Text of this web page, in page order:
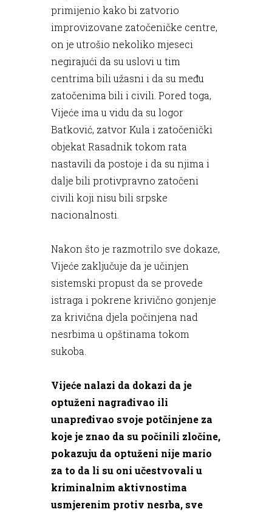
primijenio kako bi zatvorio
improvizovane zatočeničke centre,
on je utrošio nekoliko mjeseci
negirajući da su uslovi u tim
centrima bili užasni i da su među
zatočenima bili i civili. Pored toga,
Vijeće ima u vidu da su logor
Batković, zatvor Kula i zatočenički
objekat Rasadnik tokom rata
nastavili da postoje i da su njima i
dalje bili protivpravno zatočeni
civili koji nisu bili srpske
nacionalnosti.
Nakon što je razmotrilo sve dokaze,
Vijeće zaključuje da je učinjen
sistemski propust da se provede
istraga i pokrene krivično gonjenje
za krivična djela počinjena nad
nesrbima u opštinama tokom
sukoba.
Vijeće nalazi da dokazi da je
optuženi nagrađivao ili
unapređivao svoje potčinjene za
koje je znao da su počinili zločine,
pokazuju da optuženi nije mario
za to da li su oni učestvovali u
kriminalnim aktivnostima
usmjerenim protiv nesrba, sve